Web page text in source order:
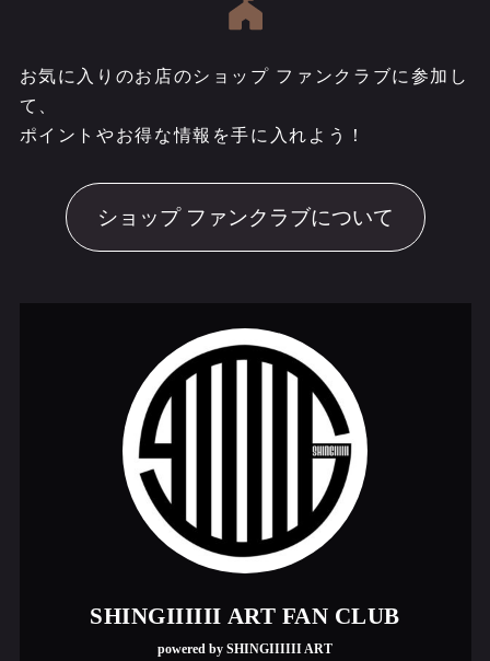
す。
詳細はこちらから▼
GIIIIII_ART/solo_exhibition
お気に入りのお店のショップ ファンクラブに参加し
て、
ポイントやお得な情報を手に入れよう！
ショップ ファンクラブについて
SHINGIIIIII ART FAN CLUB
powered by SHINGIIIIII ART